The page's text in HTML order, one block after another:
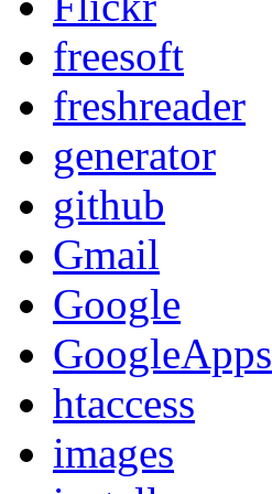
freesoft
freshreader
generator
github
Gmail
Google
GoogleApps
htaccess
images